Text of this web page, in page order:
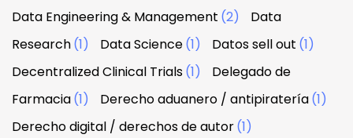
Data Engineering & Management (2)
Data
Research(1) Data Science(1) Datos sell out (1)
Decentralized Clinical Trials(1)
Delegado de
Farmacia(1) Derecho aduanero / antipiratería(1)
Derecho digital / derechos de autor(1)